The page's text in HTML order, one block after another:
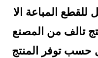
للقطع المباعة الا
تالف من المصنع
حسب توفر المنتج